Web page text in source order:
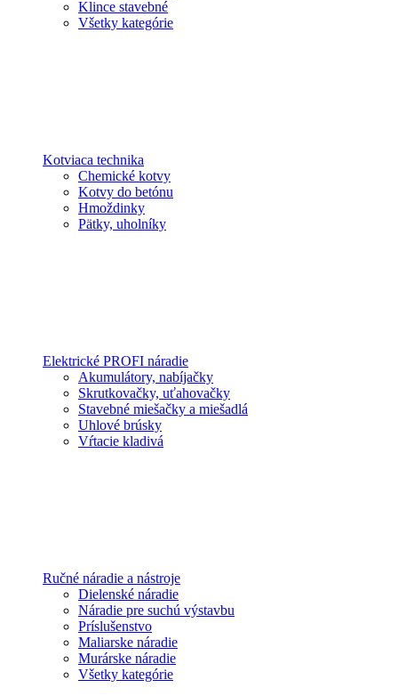
Klince stavebné
Všetky kategórie
Kotviaca technika
Chemické kotvy
Kotvy do betónu
Hmoždinky
Pätky, uholníky
Elektrické PROFI náradie
Akumulátory, nabíjačky
Skrutkovačky, uťahovačky
Stavebné miešačky a miešadlá
Uhlové brúsky
Vŕtacie kladivá
Ručné náradie a nástroje
Dielenské náradie
Náradie pre suchú výstavbu
Príslušenstvo
Maliarske náradie
Murárske náradie
Všetky kategórie